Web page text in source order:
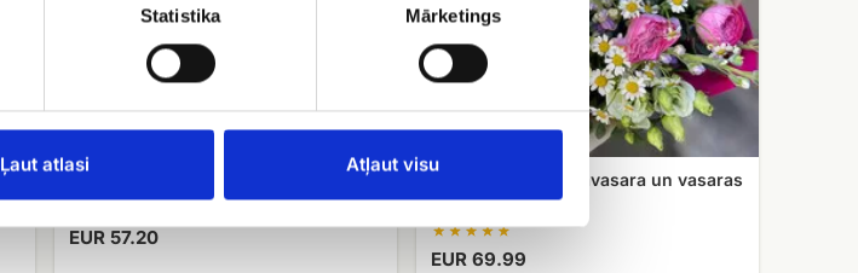
Statistika Mārketings
Ļaut atlasi Atļaut visu
EUR 57.20
Ziedu pušķis no pavasara un vasaras
ziediem
EUR 69.99